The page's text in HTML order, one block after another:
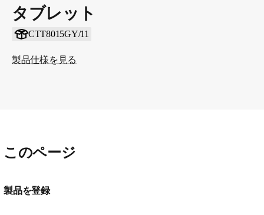
タブレット
CTT8015GY/11
製品仕様を見る
このページ
製品を登録